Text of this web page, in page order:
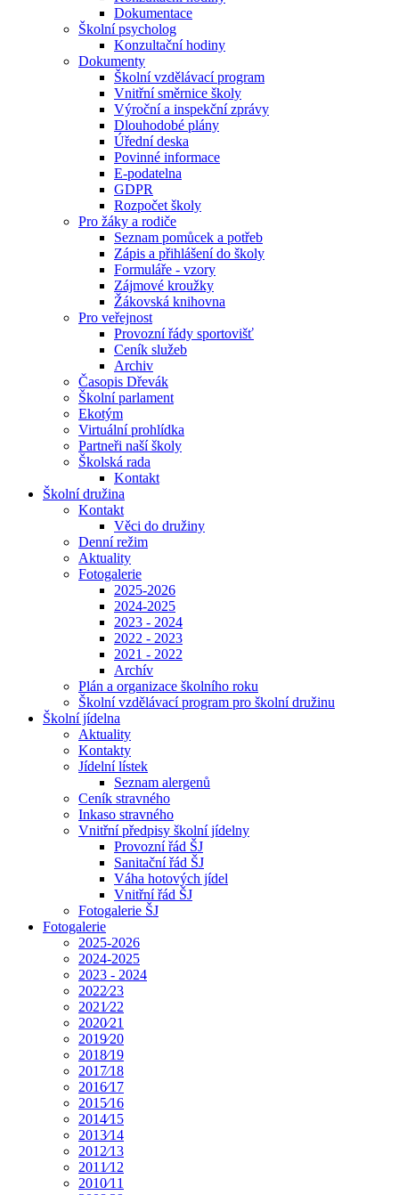
Dokumentace
Školní psycholog
Konzultační hodiny
Dokumenty
Školní vzdělávací program
Vnitřní směrnice školy
Výroční a inspekční zprávy
Dlouhodobé plány
Úřední deska
Povinné informace
E-podatelna
GDPR
Rozpočet školy
Pro žáky a rodiče
Seznam pomůcek a potřeb
Zápis a přihlášení do školy
Formuláře - vzory
Zájmové kroužky
Žákovská knihovna
Pro veřejnost
Provozní řády sportovišť
Ceník služeb
Archiv
Časopis Dřevák
Školní parlament
Ekotým
Virtuální prohlídka
Partneři naší školy
Školská rada
Kontakt
Školní družina
Kontakt
Věci do družiny
Denní režim
Aktuality
Fotogalerie
2025-2026
2024-2025
2023 - 2024
2022 - 2023
2021 - 2022
Archív
Plán a organizace školního roku
Školní vzdělávací program pro školní družinu
Školní jídelna
Aktuality
Kontakty
Jídelní lístek
Seznam alergenů
Ceník stravného
Inkaso stravného
Vnitřní předpisy školní jídelny
Provozní řád ŠJ
Sanitační řád ŠJ
Váha hotových jídel
Vnitřní řád ŠJ
Fotogalerie ŠJ
Fotogalerie
2025-2026
2024-2025
2023 - 2024
2022⁄23
2021⁄22
2020⁄21
2019⁄20
2018⁄19
2017⁄18
2016⁄17
2015⁄16
2014⁄15
2013⁄14
2012⁄13
2011⁄12
2010⁄11